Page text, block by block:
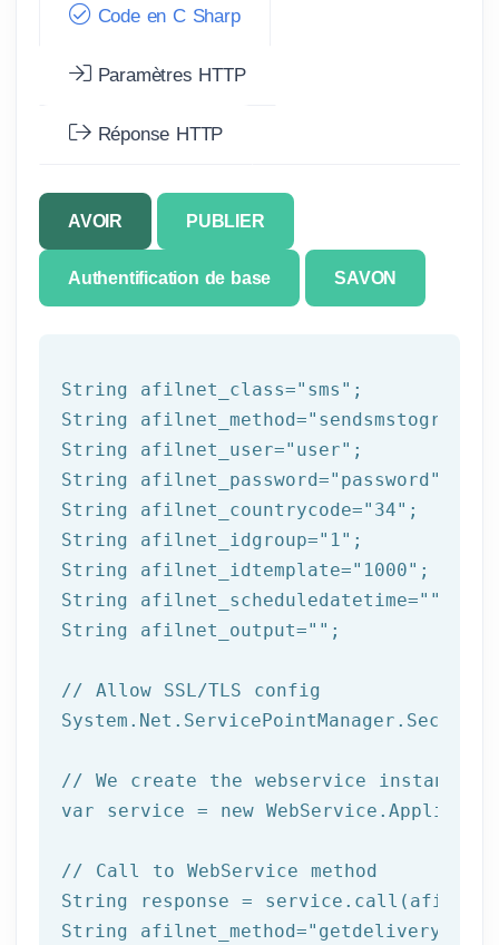
Code en C Sharp
Paramètres HTTP
Réponse HTTP
AVOIR PUBLIER
Authentification de base SAVON
String afilnet_class="sms" ;
String afilnet_method=
String afilnet_user="user" ;
String afilnet_password="password"
String afilnet_countrycode="34" ;
String afilnet_idgroup="1" ;
String afilnet_idtemplate="1000" ;
String afilnet_scheduledatetime=""
String afilnet_output="" ;
// Allow SSL/TLS config
// We create the webservice
var service = new
// Call to WebService method
String response =
String afilnet_method=